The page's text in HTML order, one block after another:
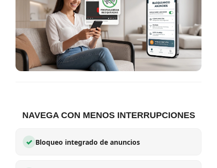
NAVEGA CON MENOS INTERRUPCIONES
✓ Bloqueo integrado de anuncios